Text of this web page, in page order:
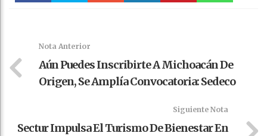
Nota Anterior
Aún Puedes Inscribirte A Michoacán De
Origen, Se Amplía Convocatoria: Sedeco
Siguiente Nota
Sectur Impulsa El Turismo De Bienestar En